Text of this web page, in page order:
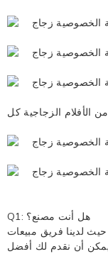
الأفلام الزجاجية كل
Q1: هل أنت مصنع؟
لدينا فريق مبيعات
أن نقدم لك أفضل